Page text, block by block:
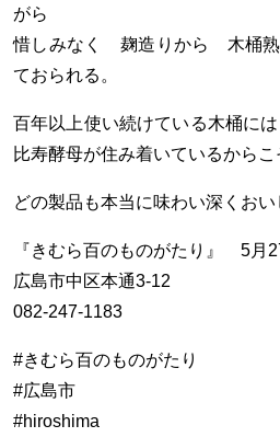
がら
惜しみなく 麹造りから 木桶
ておられる。
百年以上使い続けている木桶に
比寿酵母が住み着いているから
どの製品も本当に味わい深くおい
『きむら百のものがたり』 5月
広島市中区本通3-12
082-247-1183
#きむら百のものがたり
#広島市
#hiroshima